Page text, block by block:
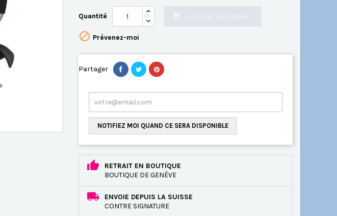
Quantité
 Prévenez-moi
Partager
NOTIFIEZ MOI QUAND CE SERA DISPONIBLE
RETRAIT EN BOUTIQUE
BOUTIQUE DE GENÈVE
ENVOIE DEPUIS LA SUISSE
CONTRE SIGNATURE